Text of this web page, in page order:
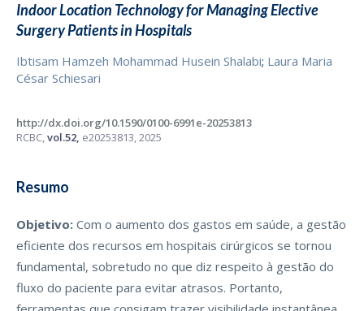
Indoor Location Technology for Managing Elective
Surgery Patients in Hospitals
Ibtisam Hamzeh Mohammad Husein Shalabi; Laura Maria
César Schiesari
http://dx.doi.org/10.1590/0100-6991e-20253813
RCBC,vol.52, e20253813, 2025
Resumo
Objetivo: Com o aumento dos gastos em saúde, a gestão
eficiente dos recursos em hospitais cirúrgicos se tornou
fundamental, sobretudo no que diz respeito à gestão do
fluxo do paciente para evitar atrasos. Portanto,